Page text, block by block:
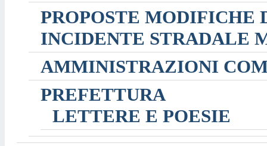
PROPOSTE MODIFICHE
INCIDENTE STRADALE
AMMINISTRAZIONI
PREFETTURA
LETTERE E POESIE